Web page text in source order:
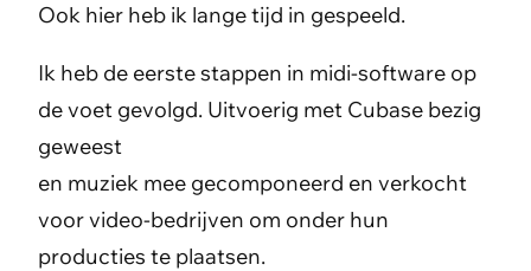
Ook hier heb ik lange tijd in gespeeld.
Ik heb de eerste stappen in midi-software op
de voet gevolgd. Uitvoerig met Cubase bezig
geweest
en muziek mee gecomponeerd en verkocht
voor video-bedrijven om onder hun
producties te plaatsen.